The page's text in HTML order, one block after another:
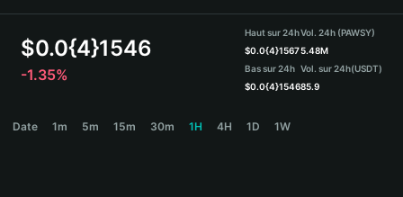
हिन्दी
Español
Português (Brasil)
$0.0{4}1546
-1.35%
Haut sur 24h
$0.0{4}1567
Bas sur 24h
$0.0{4}1546
Vol. 24h (PAWSY)
5.48M
Vol. sur 24h(USDT)
85.9
Date 1m 5m 15m 30m 1H 4H 1D 1W